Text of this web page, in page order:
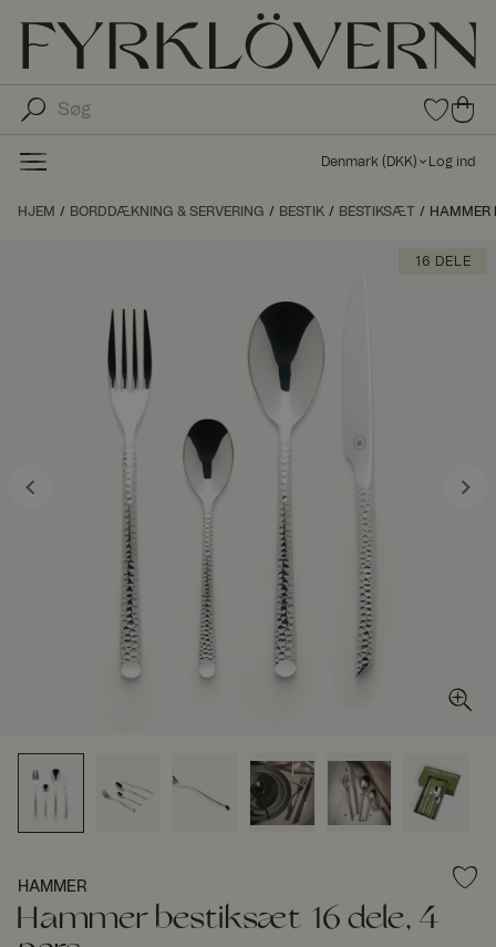
0
var
fav
0
var
er i
kø
kur
Denmark ( DKK) Log ind
HJEM BORDDÆKNING & SERVERING BESTIK BESTIKSÆT HAMMER
16 DELE
HAMMER
Hammer bestiksæt 16 dele, 4